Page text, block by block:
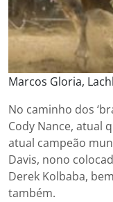
Marcos Gloria,
No caminho dos
Cody Nance, atual
atual campeão
Davis, nono
Derek Kolbaba,
também.